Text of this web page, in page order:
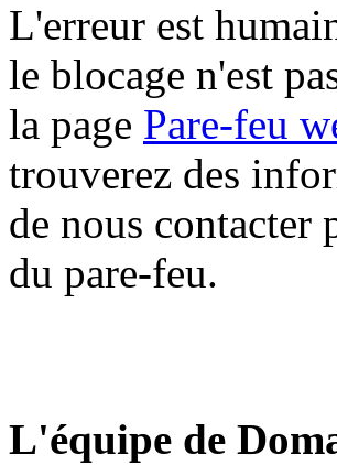
L'erreur est
le blocage n'est
la page Pare-feu
trouverez des
de nous contacter
du pare-feu.
L'équipe de